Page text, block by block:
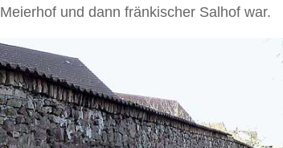
Meierhof und dann fränkischer Salhof war.